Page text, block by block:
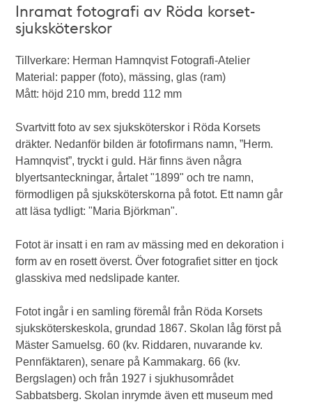
Inramat fotografi av Röda korset-
sjuksköterskor
Tillverkare: Herman Hamnqvist Fotografi-Atelier
Material: papper (foto), mässing, glas (ram)
Mått: höjd 210 mm, bredd 112 mm
Svartvitt foto av sex sjuksköterskor i Röda Korsets
dräkter. Nedanför bilden är fotofirmans namn, ”Herm.
Hamnqvist”, tryckt i guld. Här finns även några
blyertsanteckningar, årtalet "1899" och tre namn,
förmodligen på sjuksköterskorna på fotot. Ett namn går
att läsa tydligt: "Maria Björkman".
Fotot är insatt i en ram av mässing med en dekoration i
form av en rosett överst. Över fotografiet sitter en tjock
glasskiva med nedslipade kanter.
Fotot ingår i en samling föremål från Röda Korsets
sjuksköterskeskola, grundad 1867. Skolan låg först på
Mäster Samuelsg. 60 (kv. Riddaren, nuvarande kv.
Pennfäktaren), senare på Kammakarg. 66 (kv.
Bergslagen) och från 1927 i sjukhusområdet
Sabbatsberg. Skolan inrymde även ett museum med